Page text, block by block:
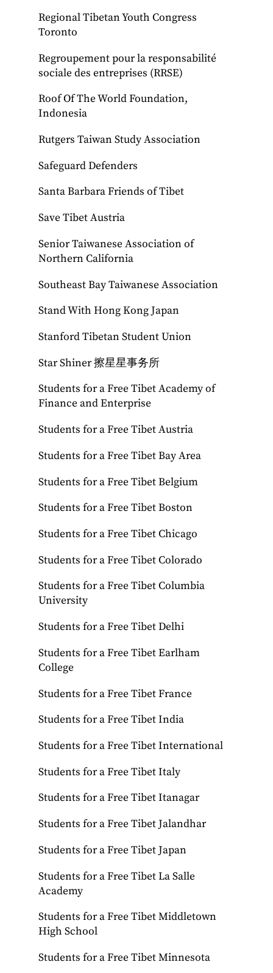
Regional Tibetan Youth Congress
Toronto
Regroupement pour la responsabilité
sociale des entreprises (RRSE)
Roof Of The World Foundation,
Indonesia
Rutgers Taiwan Study Association
Safeguard Defenders
Santa Barbara Friends of Tibet
Save Tibet Austria
Senior Taiwanese Association of
Northern California
Southeast Bay Taiwanese Association
Stand With Hong Kong Japan
Stanford Tibetan Student Union
Star Shiner 擦星星事务所
Students for a Free Tibet Academy of
Finance and Enterprise
Students for a Free Tibet Austria
Students for a Free Tibet Bay Area
Students for a Free Tibet Belgium
Students for a Free Tibet Boston
Students for a Free Tibet Chicago
Students for a Free Tibet Colorado
Students for a Free Tibet Columbia
University
Students for a Free Tibet Delhi
Students for a Free Tibet Earlham
College
Students for a Free Tibet France
Students for a Free Tibet India
Students for a Free Tibet International
Students for a Free Tibet Italy
Students for a Free Tibet Itanagar
Students for a Free Tibet Jalandhar
Students for a Free Tibet Japan
Students for a Free Tibet La Salle
Academy
Students for a Free Tibet Middletown
High School
Students for a Free Tibet Minnesota